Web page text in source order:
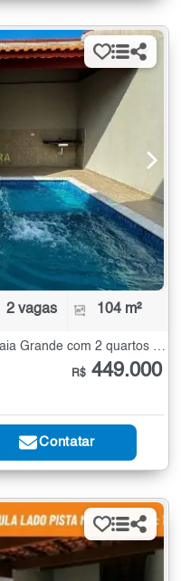
2 vagas 104 m²
R$ 449.000
Contatar